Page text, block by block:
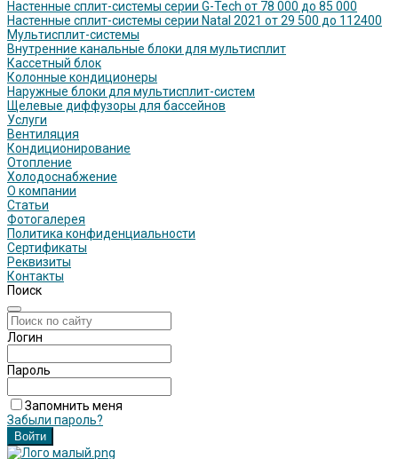
Настенные сплит-системы серии G-Tech от 78 000 до 85 000
Настенные сплит-системы серии Natal 2021 от 29 500 до 112400
Мультисплит-системы
Внутренние канальные блоки для мультисплит
Кассетный блок
Колонные кондиционеры
Наружные блоки для мультисплит-систем
Щелевые диффузоры для бассейнов
Услуги
Вентиляция
Кондиционирование
Отопление
Холодоснабжение
О компании
Статьи
Фотогалерея
Политика конфиденциальности
Сертификаты
Реквизиты
Контакты
Поиск
Логин
Пароль
Запомнить меня
Забыли пароль?